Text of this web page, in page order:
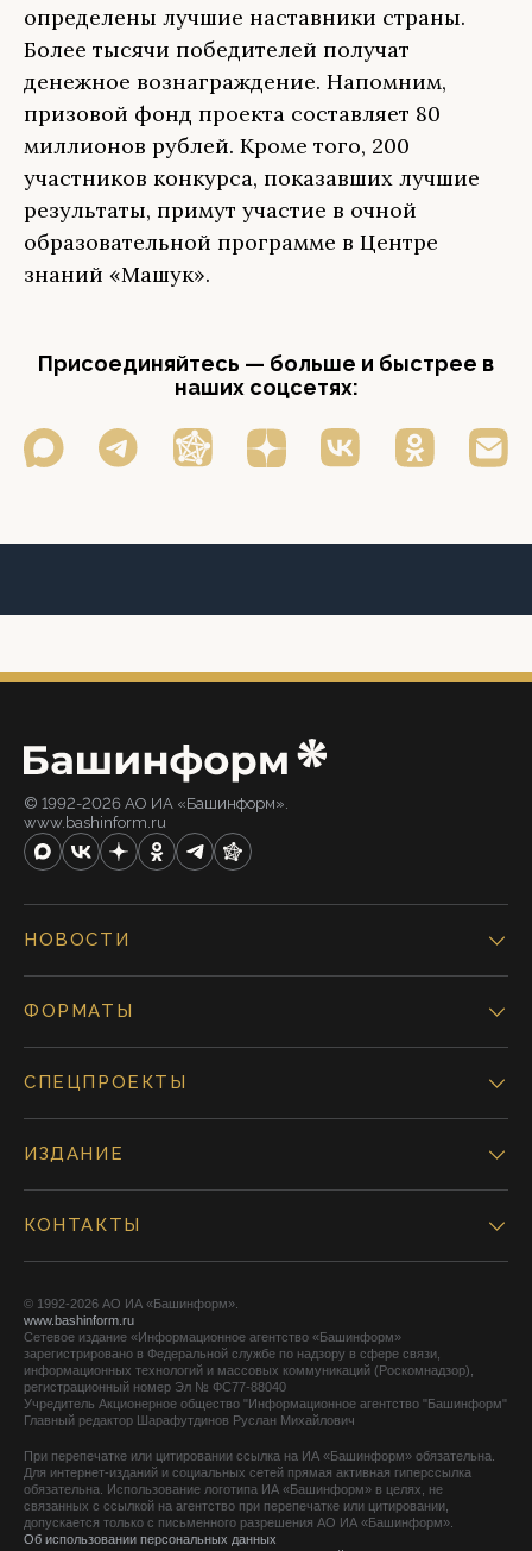
определены лучшие наставники страны.
Более тысячи победителей получат
денежное вознаграждение. Напомним,
призовой фонд проекта составляет 80
миллионов рублей. Кроме того, 200
участников конкурса, показавших лучшие
результаты, примут участие в очной
образовательной программе в Центре
знаний «Машук».
Присоединяйтесь — больше и быстрее в
наших соцсетях:
© 1992-2026 АО ИА «Башинформ».
www.bashinform.ru
НОВОСТИ
ФОРМАТЫ
СПЕЦПРОЕКТЫ
ИЗДАНИЕ
КОНТАКТЫ
© 1992-2026 АО ИА «Башинформ».
www.bashinform.ru
Сетевое издание «Информационное агентство «Башинформ»
зарегистрировано в Федеральной службе по надзору в сфере связи,
информационных технологий и массовых коммуникаций (Роскомнадзор),
регистрационный номер Эл № ФС77-88040
Учредитель Акционерное общество "Информационное агентство "Башинформ"
Главный редактор Шарафутдинов Руслан Михайлович
При перепечатке или цитировании ссылка на ИА «Башинформ» обязательна.
Для интернет-изданий и социальных сетей прямая активная гиперссылка
обязательна. Использование логотипа ИА «Башинформ» в целях, не
связанных с ссылкой на агентство при перепечатке или цитировании,
допускается только с письменного разрешения АО ИА «Башинформ».
Об использовании персональных данных